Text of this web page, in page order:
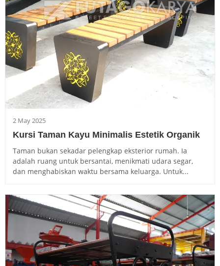
2 May 2025
Kursi Taman Kayu Minimalis Estetik Organik
Taman bukan sekadar pelengkap eksterior rumah. Ia
adalah ruang untuk bersantai, menikmati udara segar,
dan menghabiskan waktu bersama keluarga. Untuk...